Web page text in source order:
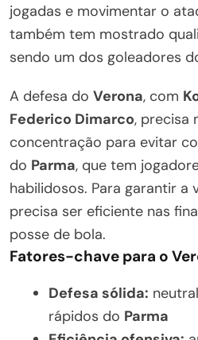
jogadas e movimentar o
também tem mostrado
sendo um dos goleadores
A defesa do Verona, com
Federico Dimarco, precisa
concentração para evitar
do Parma, que tem
habilidosos. Para garantir a
precisa ser eficiente nas
posse de bola.
Fatores-chave para o
Defesa sólida:
rápidos do Parma